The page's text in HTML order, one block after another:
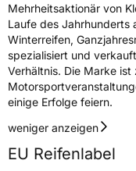
Mehrheitsaktionär von
Laufe des Jahrhunderts
Winterreifen,
spezialisiert und
Verhältnis. Die Marke
einige Erfolge feiern.
weniger anzeigen
EU Reifenlabel